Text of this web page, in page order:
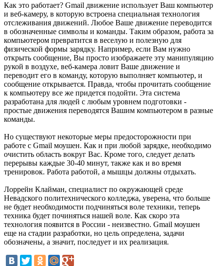
Как это работает? Gmail движение использует Ваш компьютер
и веб-камеру, в которую встроена специальная технология
отслеживания движений. Любое Ваше движение переводится
в обозначенные символы и команды. Таким образом, работа за
компьютером превратится в веселую и полезную для
физической формы зарядку. Например, если Вам нужно
открыть сообщение, Вы просто изображаете эту манипуляцию
рукой в воздухе, веб-камера ловит Ваше движение и
переводит его в команду, которую выполняет компьютер, и
сообщение открывается. Правда, чтобы прочитать сообщение
к компьютеру все же придется подойти. Эта система
разработана для людей с любым уровнем подготовки -
простые движения переводятся Вашим компьютером в разные
команды.
Но существуют некоторые меры предосторожности при
работе с Gmail моушен. Как и при любой зарядке, необходимо
очистить область вокруг Вас. Кроме того, следует делать
перерывы каждые 30-40 минут, также как и во время
тренировок. Работа работой, а мышцы должны отдыхать.
Лоррейн Клайман, специалист по окружающей среде
Невадского политехнического колледжа, уверена, что больше
не будет необходимости подчиняться воле техники, теперь
техника будет починяться нашей воле. Как скоро эта
технология появится в России - неизвестно. Gmail моушен
еще на стадии разработки, но цель определена, задачи
обозначены, а значит, последует и их реализация.